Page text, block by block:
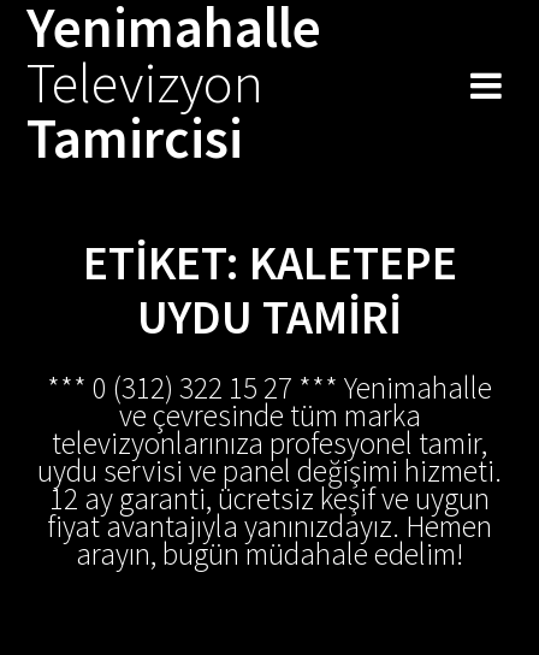
Skip
to
Yenimahalle
Televizyon
Tamircisi
ETIKET: KALETEPE
UYDU TAMIRI
*** 0 (312) 322 15 27 *** Yenimahalle
ve çevresinde tüm marka
televizyonlarınıza profesyonel tamir,
uydu servisi ve panel değişimi hizmeti.
12 ay garanti, ücretsiz keşif ve uygun
fiyat avantajıyla yanınızdayız. Hemen
arayın, bugün müdahale edelim!